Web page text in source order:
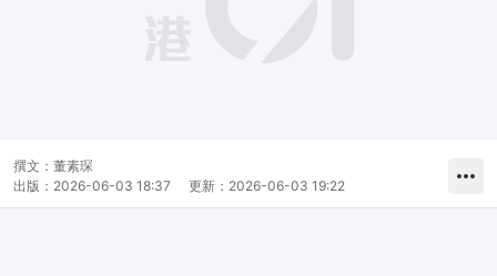
撰文： 董素琛
出版： 2026-06-03 18:37 更新： 2026-06-03 19:22